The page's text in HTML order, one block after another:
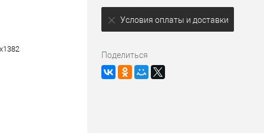
Условия оплаты и доставки
Поделиться